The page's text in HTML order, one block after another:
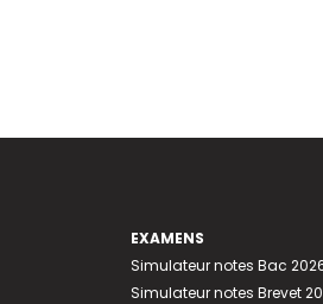
EXAMENS
Simulateur notes Bac
Simulateur notes Brevet